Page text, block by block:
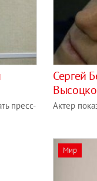
пресс-
Сергей
Актер
Мир